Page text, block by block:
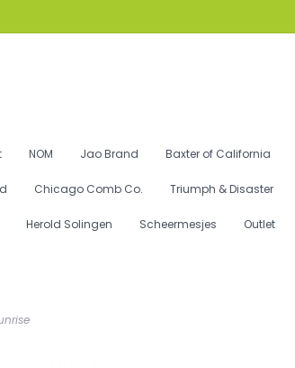
NOM Jao Brand Baxter of California
Chicago Comb Co. Triumph & Disaster
Herold Solingen Scheermesjes Outlet